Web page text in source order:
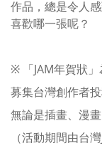
作品，總是令人
喜歡哪一張呢？
※ 「JAM年賀狀
募集台灣創作者
無論是插畫、漫
（活動期間由台